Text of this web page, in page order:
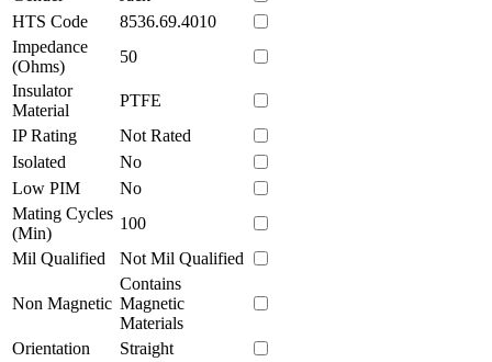
HTS Code
8536.69.4010
Impedance
(Ohms)
50
Insulator
Material
PTFE
IP Rating
Not Rated
Isolated
No
Low PIM
No
Mating Cycles
(Min)
100
Mil Qualified
Not Mil Qualified
Non Magnetic
Contains
Magnetic
Materials
Orientation
Straight